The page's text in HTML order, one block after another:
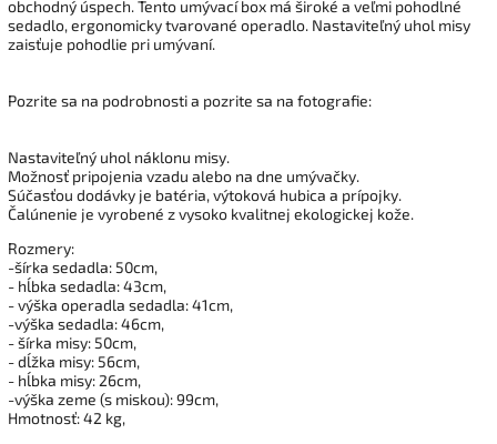
obchodný úspech. Tento umývací box má široké a veľmi pohodlné
sedadlo, ergonomicky tvarované operadlo. Nastaviteľný uhol misy
zaisťuje pohodlie pri umývaní.
Pozrite sa na podrobnosti a pozrite sa na fotografie:
Nastaviteľný uhol náklonu misy.
Možnosť pripojenia vzadu alebo na dne umývačky.
Súčasťou dodávky je batéria, výtoková hubica a prípojky.
Čalúnenie je vyrobené z vysoko kvalitnej ekologickej kože.
Rozmery:
-šírka sedadla: 50cm,
- hĺbka sedadla: 43cm,
- výška operadla sedadla: 41cm,
-výška sedadla: 46cm,
- šírka misy: 50cm,
- dĺžka misy: 56cm,
- hĺbka misy: 26cm,
-výška zeme (s miskou): 99cm,
Hmotnosť: 42 kg,